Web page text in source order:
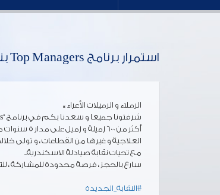
استمرار برنامج Top Managers بناء علي رغبة الزملاء الحجز مستمر للدفعة القادمة
الزملاء و الزميلات الأعزاء ،،
شرفتونا جميعا و سعدنا بكم في برنامج “Top Managers”،، وبناء علي رغبة الزملاء الحجز مستمر للدفعة القادمة.
أكثر من
العلاجية و غيرها من القطاعات ، و تولى خلالها أكثر من 250 من خريجى البرنامج مناصب
مع تحيات نقابة صيادلة الاسكندرية..
سارع بالحجز ، فرصة محدودة للمشاركة ،
#النقابة_الجديدة